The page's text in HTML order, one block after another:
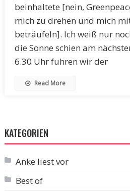
beinhaltete [nein,
mich zu drehen und mich
beträufeln]. Ich weiß nur
die Sonne schien am
6.30 Uhr fuhren wir der
Read More
KATEGORIEN
Anke liest vor
Best of